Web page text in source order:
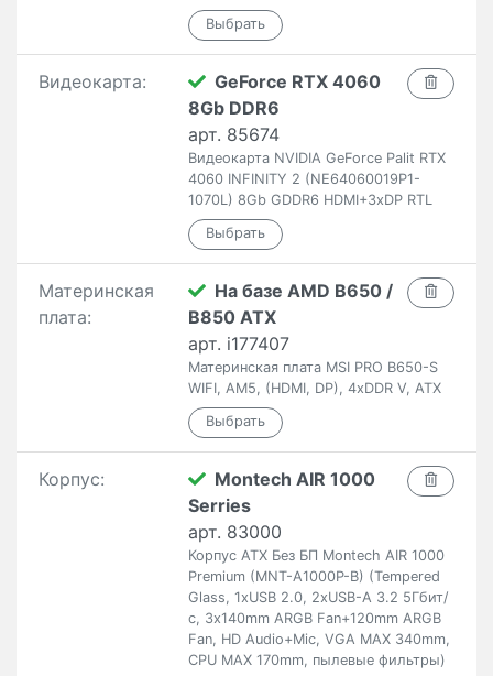
Видеокарта:
GeForce RTX 4060
8Gb DDR6
арт. 85674
Видеокарта NVIDIA GeForce Palit RTX
4060 INFINITY 2 (NE64060019P1-
1070L) 8Gb GDDR6 HDMI+3xDP RTL
Материнская
плата:
На базе AMD B650 /
B850 ATX
арт. i177407
Материнская плата MSI PRO B650-S
WIFI, AM5, (HDMI, DP), 4xDDR V, ATX
Корпус:
Montech AIR 1000
Serries
арт. 83000
Корпус ATX Без БП Montech AIR 1000
Premium (MNT-A1000P-B) (Tempered
Glass, 1xUSB 2.0, 2xUSB-A 3.2 5Гбит/
с, 3x140mm ARGB Fan+120mm ARGB
Fan, HD Audio+Mic, VGA MAX 340mm,
CPU MAX 170mm, пылевые фильтры)